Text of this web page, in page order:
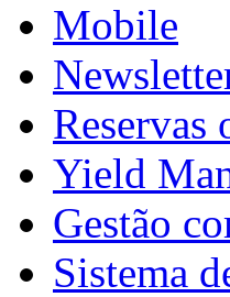
Mobile
Reservas
Yield
Gestão
Sistema